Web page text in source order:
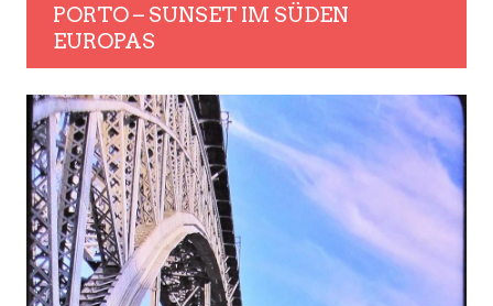
PORTO – SUNSET IM SÜDEN
EUROPAS